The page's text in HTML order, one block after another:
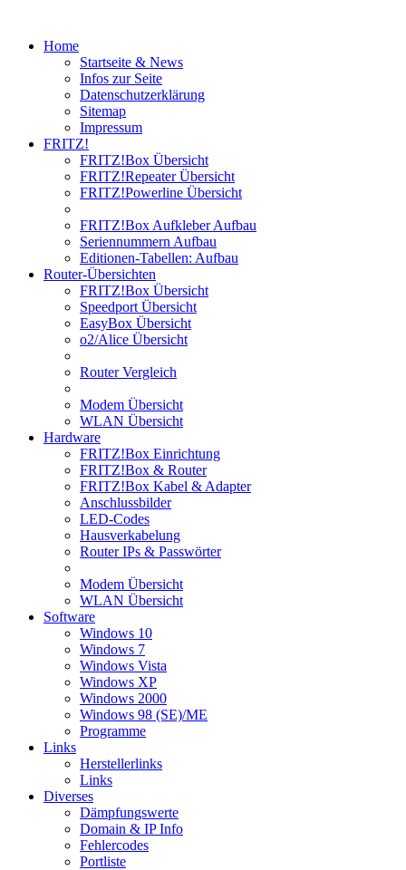
Home
Startseite & News
Infos zur Seite
Datenschutzerklärung
Sitemap
Impressum
FRITZ!
FRITZ!Box Übersicht
FRITZ!Repeater Übersicht
FRITZ!Powerline Übersicht
FRITZ!Box Aufkleber Aufbau
Seriennummern Aufbau
Editionen-Tabellen: Aufbau
Router-Übersichten
FRITZ!Box Übersicht
Speedport Übersicht
EasyBox Übersicht
o2/Alice Übersicht
Router Vergleich
Modem Übersicht
WLAN Übersicht
Hardware
FRITZ!Box Einrichtung
FRITZ!Box & Router
FRITZ!Box Kabel & Adapter
Anschlussbilder
LED-Codes
Hausverkabelung
Router IPs & Passwörter
Modem Übersicht
WLAN Übersicht
Software
Windows 10
Windows 7
Windows Vista
Windows XP
Windows 2000
Windows 98 (SE)/ME
Programme
Links
Herstellerlinks
Links
Diverses
Dämpfungswerte
Domain & IP Info
Fehlercodes
Portliste